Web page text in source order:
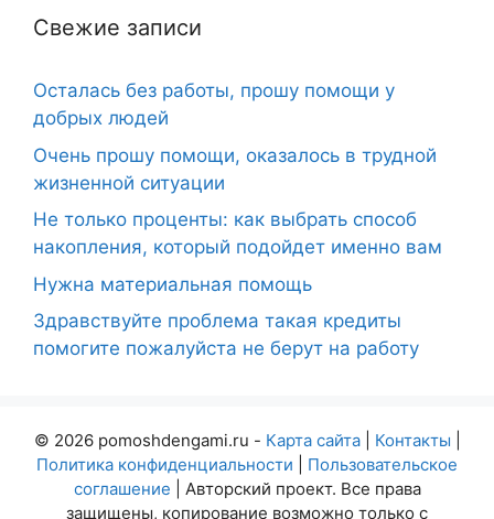
Свежие записи
Осталась без работы, прошу помощи у
добрых людей
Очень прошу помощи, оказалось в трудной
жизненной ситуации
Не только проценты: как выбрать способ
накопления, который подойдет именно вам
Нужна материальная помощь
Здравствуйте проблема такая кредиты
помогите пожалуйста не берут на работу
© 2026 pomoshdengami.ru - Карта сайта| Контакты
Политика конфиденциальности
Пользовательское
соглашение | Авторский проект. Все права
защищены, копирование возможно только с